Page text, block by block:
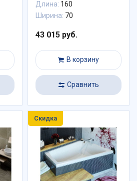
Длина: 160
Ширина: 70
43 015 руб.
В корзину
Сравнить
Скидка